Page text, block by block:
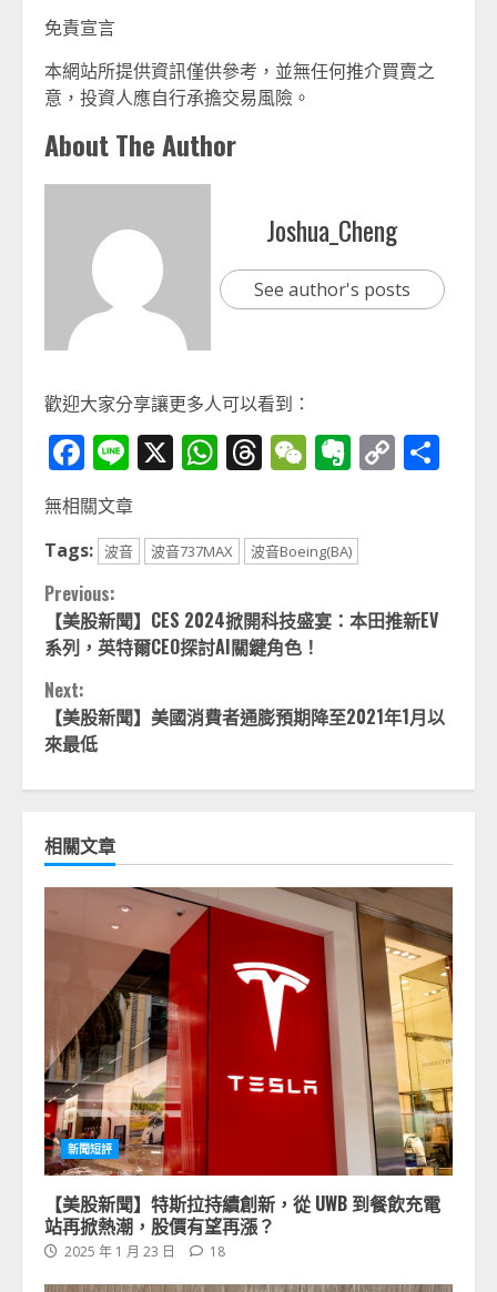
免責宣言
本網站所提供資訊僅供參考，並無任何推介買賣之
意，投資人應自行承擔交易風險。
About The Author
Joshua_Cheng
See author's posts
歡迎大家分享讓更多人可以看到：
Facebook
Line
X WhatsApp
Threads
WeChat
Evernote
Copy
無相關文章
Tags: 波音 波音737MAX 波音Boeing(BA)
Continue
Reading
Previous:
【美股新聞】CES 2024掀開科技盛宴：本田推新EV
系列，英特爾CEO探討AI關鍵角色！
Next:
【美股新聞】美國消費者通膨預期降至2021年1月以
來最低
相關文章
新聞短評
【美股新聞】特斯拉持續創新，從 UWB 到餐飲充電
站再掀熱潮，股價有望再漲？
2025 年 1 月 23 日 18